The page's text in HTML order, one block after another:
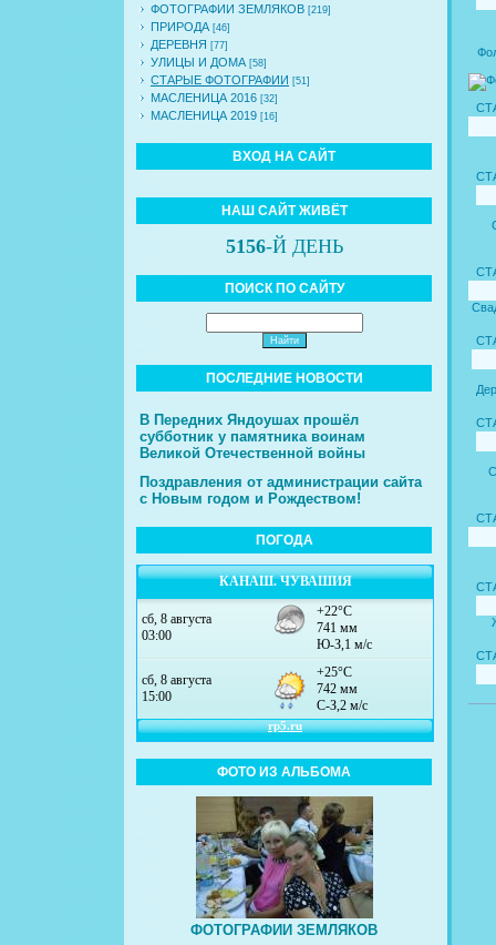
ФОТОГРАФИИ ЗЕМЛЯКОВ [219]
ПРИРОДА [46]
ДЕРЕВНЯ [77]
УЛИЦЫ И ДОМА [58]
СТАРЫЕ ФОТОГРАФИИ [51]
МАСЛЕНИЦА 2016 [32]
МАСЛЕНИЦА 2019 [16]
ВХОД НА САЙТ
НАШ САЙТ ЖИВЁТ
5156-Й ДЕНЬ
ПОИСК ПО САЙТУ
ПОСЛЕДНИЕ НОВОСТИ
В Передних Яндоушах прошёл
субботник у памятника воинам
Великой Отечественной войны
Поздравления от администрации сайта
с Новым годом и Рождеством!
ПОГОДА
КАНАШ. ЧУВАШИЯ
ФОТО ИЗ АЛЬБОМА
ФОТОГРАФИИ ЗЕМЛЯКОВ